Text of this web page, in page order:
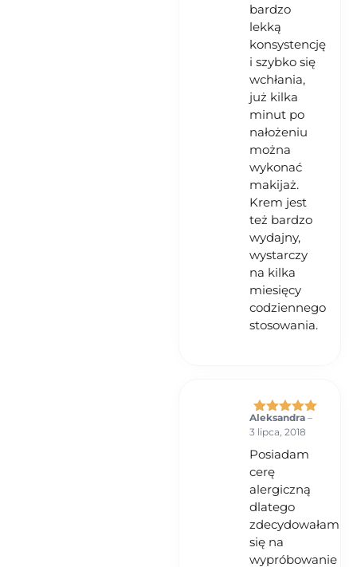
bardzo
lekką
konsystencję
i szybko się
wchłania,
już kilka
minut po
nałożeniu
można
wykonać
makijaż.
Krem jest
też bardzo
wydajny,
wystarczy
na kilka
miesięcy
codziennego
stosowania.
Oceniono5
na 5
Aleksandra –
3 lipca, 2018
Posiadam
cerę
alergiczną
dlatego
zdecydowałam
się na
wypróbowanie